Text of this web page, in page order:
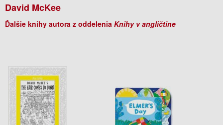
David McKee
Ďalšie knihy autora z oddelenia Knihy v angličtine